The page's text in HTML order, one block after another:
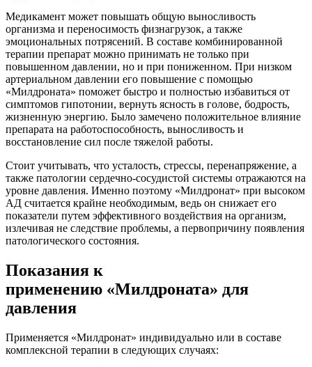
Медикамент может повышать общую выносливость
организма и переносимость физнагрузок, а также
эмоциональных потрясений. В составе комбинированной
терапии препарат можно принимать не только при
повышенном давлении, но и при пониженном. При низком
артериальном давлении его повышение с помощью
«Милдроната» поможет быстро и полностью избавиться от
симптомов гипотонии, вернуть ясность в голове, бодрость,
жизненную энергию. Было замечено положительное влияние
препарата на работоспособность, выносливость и
восстановление сил после тяжелой работы.
Стоит учитывать, что усталость, стрессы, перенапряжение, а
также патологии сердечно-сосудистой системы отражаются на
уровне давления. Именно поэтому «Милдронат» при высоком
АД считается крайне необходимым, ведь он снижает его
показатели путем эффективного воздействия на организм,
излечивая не следствие проблемы, а первопричину появления
патологического состояния.
Показания к
применению «Милдроната» для
давления
Применяется «Милдронат» индивидуально или в составе
комплексной терапии в следующих случаях: